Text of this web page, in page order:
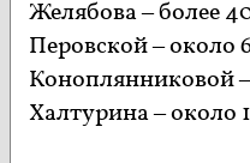
Желябова – более
Перовской – около
Коноплянниковой
Халтурина – около